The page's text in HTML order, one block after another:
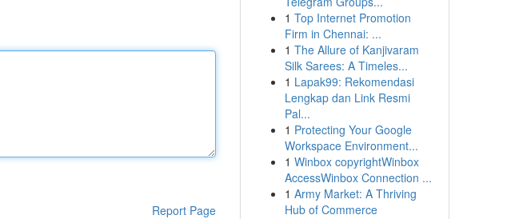
Report Page
1 Top Internet Promotion
Firm in Chennai: ...
1 The Allure of Kanjivaram
Silk Sarees: A Timeles...
1 Lapak99: Rekomendasi
Lengkap dan Link Resmi
Pal...
1 Protecting Your Google
Workspace Environment...
1 Winbox copyrightWinbox
AccessWinbox Connection ...
1 Army Market: A Thriving
Hub of Commerce